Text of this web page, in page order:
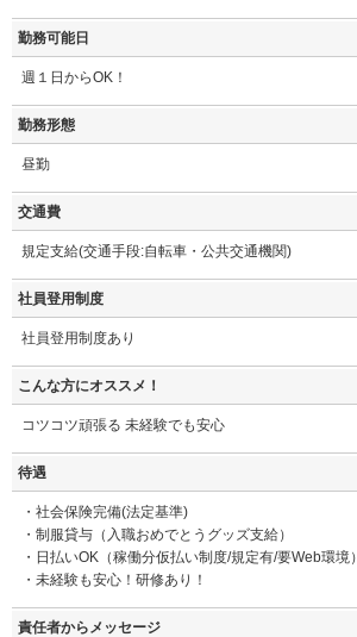
勤務可能日
週１日からOK！
勤務形態
昼勤
交通費
規定支給(交通手段:自転車・公共交通機関)
社員登用制度
社員登用制度あり
こんな方にオススメ！
コツコツ頑張る 未経験でも安心
待遇
・社会保険完備(法定基準)
・制服貸与（入職おめでとうグッズ支給）
・日払いOK（稼働分仮払い制度/規定有/要Web環境）
・未経験も安心！研修あり！
責任者からメッセージ